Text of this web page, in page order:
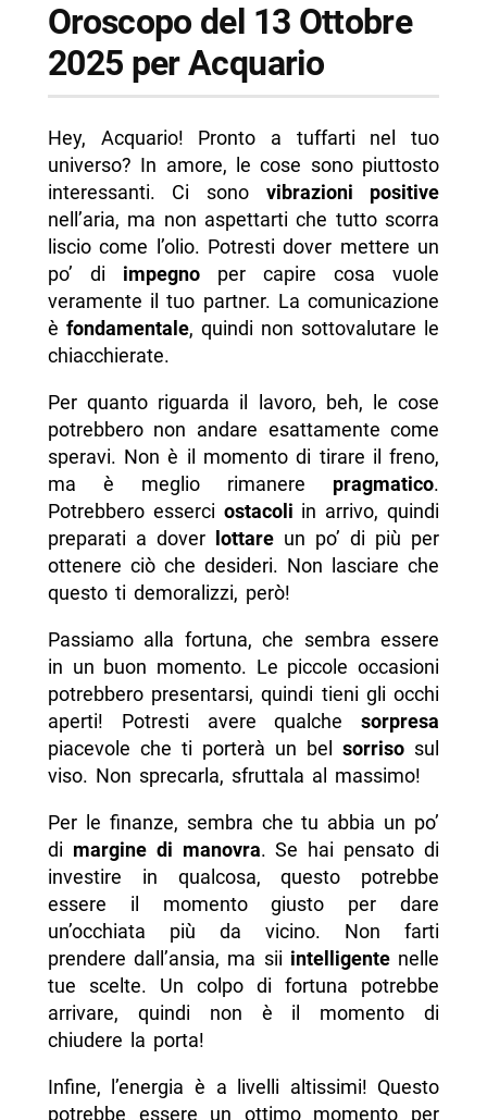
Oroscopo del 13 Ottobre
2025 per Acquario
Hey, Acquario! Pronto a tuffarti nel tuo
universo? In amore, le cose sono piuttosto
interessanti. Ci sono vibrazioni positive
nell’aria, ma non aspettarti che tutto scorra
liscio come l’olio. Potresti dover mettere un
po’ di impegnoper capire cosa vuole
veramente il tuo partner. La comunicazione
è fondamentale, quindi non sottovalutare le
chiacchierate.
Per quanto riguarda il lavoro, beh, le cose
potrebbero non andare esattamente come
speravi. Non è il momento di tirare il freno,
ma è meglio rimanere pragmatico.
Potrebbero esserci ostacoli in arrivo, quindi
preparati a dover lottareun po’ di più per
ottenere ciò che desideri. Non lasciare che
questo ti demoralizzi, però!
Passiamo alla fortuna, che sembra essere
in un buon momento. Le piccole occasioni
potrebbero presentarsi, quindi tieni gli occhi
aperti! Potresti avere qualchesorpresa
piacevole che ti porterà un belsorriso sul
viso. Non sprecarla, sfruttala al massimo!
Per le finanze, sembra che tu abbia un po’
di margine di manovra. Se hai pensato di
investire in qualcosa, questo potrebbe
essere il momento giusto per dare
un’occhiata più da vicino. Non farti
prendere dall’ansia, ma sii intelligentenelle
tue scelte. Un colpo di fortuna potrebbe
arrivare, quindi non è il momento di
chiudere la porta!
Infine, l’energia è a livelli altissimi! Questo
potrebbe essere un ottimo momento per